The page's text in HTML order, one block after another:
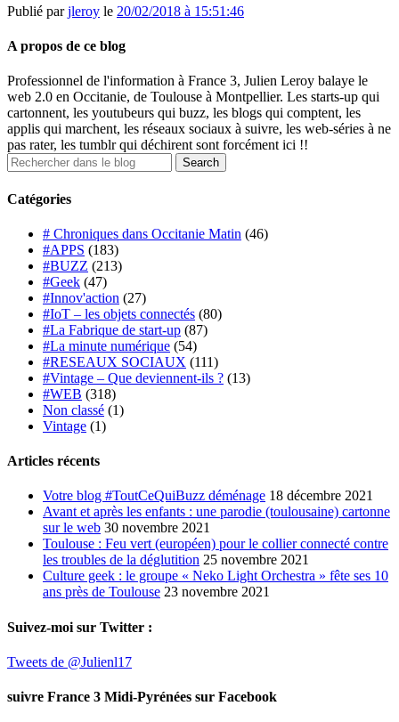
Publié parjleroy le 20/02/2018 à 15:51:46
A propos de ce blog
Professionnel de l'information à France 3, Julien Leroy balaye le
web 2.0 en Occitanie, de Toulouse à Montpellier. Les starts-up qui
cartonnent, les youtubeurs qui buzz, les blogs qui comptent, les
applis qui marchent, les réseaux sociaux à suivre, les web-séries à ne
pas rater, les tumblr qui déchirent sont forcément ici !!
Catégories
# Chroniques dans Occitanie Matin (46)
#APPS (183)
#BUZZ (213)
#Geek (47)
#Innov'action (27)
#IoT – les objets connectés (80)
#La Fabrique de start-up (87)
#La minute numérique (54)
#RESEAUX SOCIAUX (111)
#Vintage – Que deviennent-ils ? (13)
#WEB (318)
Non classé (1)
Vintage (1)
Articles récents
Votre blog #ToutCeQuiBuzz déménage 18 décembre 2021
Avant et après les enfants : une parodie (toulousaine) cartonne
sur le web 30 novembre 2021
Toulouse : Feu vert (européen) pour le collier connecté contre
les troubles de la déglutition 25 novembre 2021
Culture geek : le groupe « Neko Light Orchestra » fête ses 10
ans près de Toulouse 23 novembre 2021
Suivez-moi sur Twitter :
Tweets de @Julienl17
suivre France 3 Midi-Pyrénées sur Facebook